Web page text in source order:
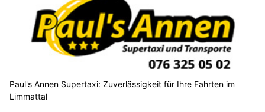
Paul's Annen Supertaxi: Zuverlässigkeit für Ihre Fahrten im
Limmattal